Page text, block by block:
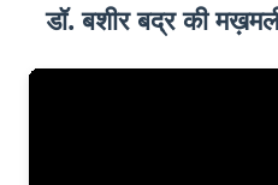
डॉ. बशीर बद्र की